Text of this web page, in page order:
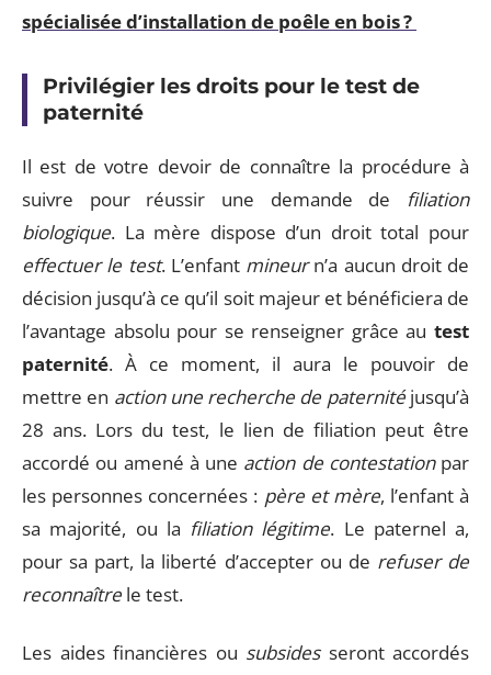
spécialisée d’installation de poêle en bois ?
Privilégier les droits pour le test de
paternité
Il est de votre devoir de connaître la procédure à
suivre pour réussir une demande de filiation
biologique. La mère dispose d’un droit total pour
effectuer le test. L’enfant mineurn’a aucun droit de
décision jusqu’à ce qu’il soit majeur et bénéficiera de
l’avantage absolu pour se renseigner grâce au test
paternité. À ce moment, il aura le pouvoir de
mettre en action une recherche de paternitéjusqu’à
28 ans. Lors du test, le lien de filiation peut être
accordé ou amené à une action de contestation par
les personnes concernées : père et mère, l’enfant à
sa majorité, ou la filiation légitime. Le paternel a,
pour sa part, la liberté d’accepter ou de refuser de
reconnaître le test.
Les aides financières ou subsidesseront accordés